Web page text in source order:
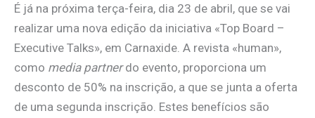
É já na próxima terça-feira, dia 23 de abril, que se vai
realizar uma nova edição da iniciativa «Top Board –
Executive Talks», em Carnaxide. A revista «human»,
como media partnerdo evento, proporciona um
desconto de 50% na inscrição, a que se junta a oferta
de uma segunda inscrição. Estes benefícios são